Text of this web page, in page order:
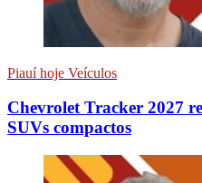
Piauí hoje Veículos
Chevrolet Tracker 2027
SUVs compactos